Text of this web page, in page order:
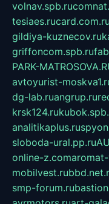
volnav.spb.ru
tesiaes.rucard.com.ru
gildiya-kuznecov.ru
griffoncom.spb.ru
PARK-
avtoyurist-
dg-lab.ruangrup.ru
krsk124.ru
analitikaplus.ru
sloboda-ural.pp.ru
online-z.com
mobilvest.ru
smp-forum.ru